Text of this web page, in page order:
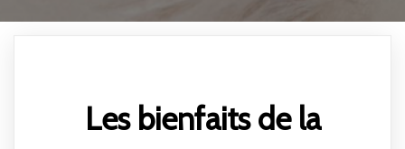
Les bienfaits de la